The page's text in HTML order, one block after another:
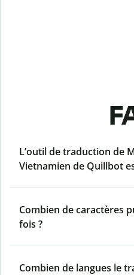
L’outil de traduction de
Vietnamien de Quillbot
Combien de caractères
fois ?
Combien de langues le